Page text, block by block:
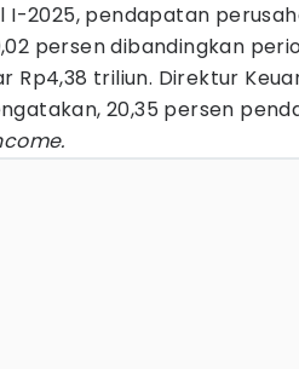
I-2025, pendapatan
persen dibandingkan
Rp4,38 triliun. Direktur
20,35 persen